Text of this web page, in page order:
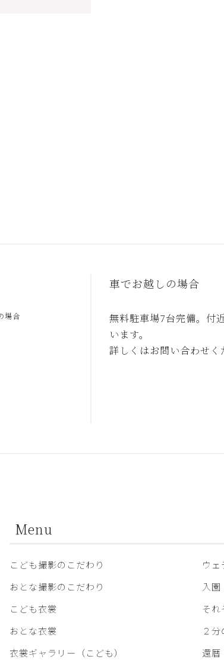
場合
車でお越しの場合
無料駐車場7台完備。付
います。
詳しくはお問い合わせく
Menu
こども撮影のこだわり
おとな撮影のこだわり
こども衣裳
おとな衣裳
衣裳ギャラリー（こども）
ウ
入
それ
２
還暦